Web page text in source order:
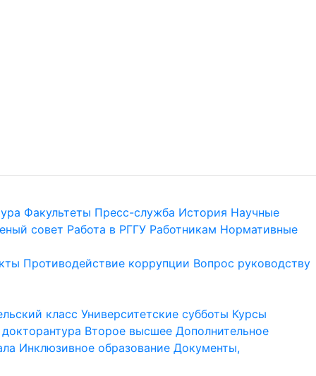
Факультеты Пресс-служба История Научные
совет Работа в РГГУ Работникам Нормативные
Противодействие коррупции Вопрос руководству
класс Университетские субботы Курсы
Второе высшее Дополнительное
Инклюзивное образование Документы,